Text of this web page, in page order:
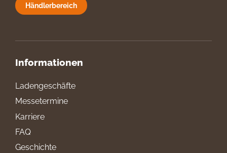
Händlerbereich
Informationen
Ladengeschäfte
Messetermine
Karriere
FAQ
Geschichte